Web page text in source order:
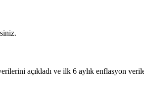
açıkladı ve ilk 6 aylık enflasyon